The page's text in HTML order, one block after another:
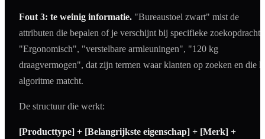
Fout 3: te weinig informatie. "Bureaustoel zwart" mist de
attributen die bepalen of je verschijnt bij specifieke
"Ergonomisch", "verstelbare armleuningen", "120 kg
draagvermogen", dat zijn termen waar klanten op zoeken en die
algoritme matcht.
De structuur die werkt:
[Producttype] + [Belangrijkste eigenschap] + [Merk] +